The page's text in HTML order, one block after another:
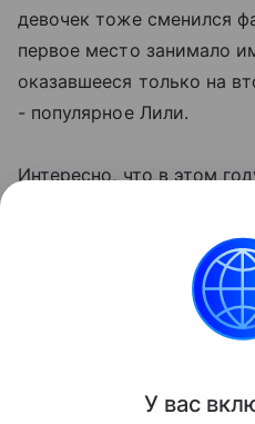
девочек тоже сменился
первое место занимало
оказавшееся только на
- популярное Лили.
Интересно, что в этом
москвичи чаще выбирали
Артем, а не Александр.
прежде, больше всего
У вас